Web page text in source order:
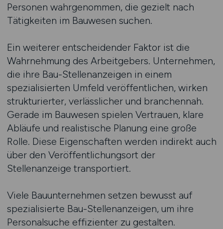
Personen wahrgenommen, die gezielt nach
Tätigkeiten im Bauwesen suchen.
Ein weiterer entscheidender Faktor ist die
Wahrnehmung des Arbeitgebers. Unternehmen,
die ihre Bau-Stellenanzeigen in einem
spezialisierten Umfeld veröffentlichen, wirken
strukturierter, verlässlicher und branchennah.
Gerade im Bauwesen spielen Vertrauen, klare
Abläufe und realistische Planung eine große
Rolle. Diese Eigenschaften werden indirekt auch
über den Veröffentlichungsort der
Stellenanzeige transportiert.
Viele Bauunternehmen setzen bewusst auf
spezialisierte Bau-Stellenanzeigen, um ihre
Personalsuche effizienter zu gestalten.